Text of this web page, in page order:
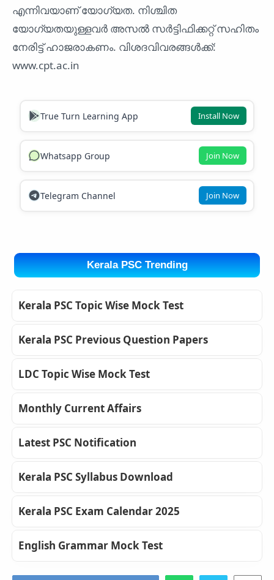
എന്നിവയാണ് യോഗ്യത. നിശ്ചിത
യോഗ്യതയുള്ളവർ അസൽ സർട്ടിഫിക്കറ്റ് സഹിതം
നേരിട്ട് ഹാജരാകണം. വിശദവിവരങ്ങൾക്ക്:
www.cpt.ac.in
True Turn Learning App Install Now
Whatsapp Group Join Now
Telegram Channel Join Now
Kerala PSC Trending
Kerala PSC Topic Wise Mock Test
Kerala PSC Previous Question Papers
LDC Topic Wise Mock Test
Monthly Current Affairs
Latest PSC Notification
Kerala PSC Syllabus Download
Kerala PSC Exam Calendar 2025
English Grammar Mock Test